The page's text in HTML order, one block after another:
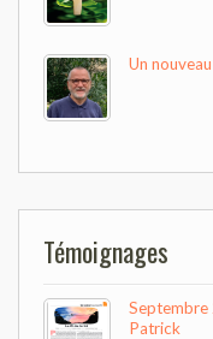
Un
Témoignages
Septembre
Patrick